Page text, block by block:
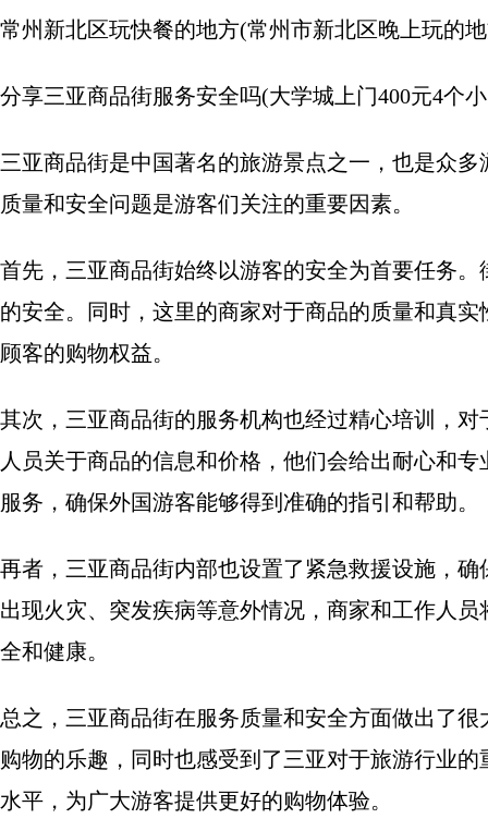
常州新北区玩快餐的地方(常州市新北区晚上玩的
分享三亚商品街服务安全吗(大学城上门400元4个
三亚商品街是中国著名的旅游景点之一，也是众
质量和安全问题是游客们关注的重要因素。
首先，三亚商品街始终以游客的安全为首要任务
的安全。同时，这里的商家对于商品的质量和真
顾客的购物权益。
其次，三亚商品街的服务机构也经过精心培训，
人员关于商品的信息和价格，他们会给出耐心和
服务，确保外国游客能够得到准确的指引和帮助。
再者，三亚商品街内部也设置了紧急救援设施，
出现火灾、突发疾病等意外情况，商家和工作人
全和健康。
总之，三亚商品街在服务质量和安全方面做出了
购物的乐趣，同时也感受到了三亚对于旅游行业
水平，为广大游客提供更好的购物体验。